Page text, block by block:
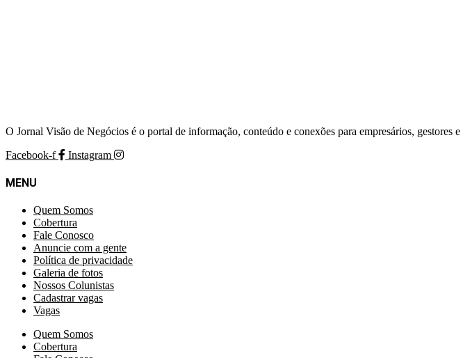
O Jornal Visão de Negócios é o portal de informação, conteúdo e conexões para empresários, gestores
Facebook-f
Instagram
MENU
Quem Somos
Cobertura
Fale Conosco
Anuncie com a gente
Política de privacidade
Galeria de fotos
Nossos Colunistas
Cadastrar vagas
Vagas
Quem Somos
Cobertura